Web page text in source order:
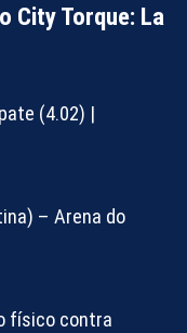
City Torque: La
(4.02) |
– Arena do
físico contra